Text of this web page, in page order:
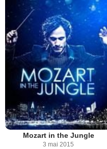
Mozart in the Jungle
3 mai 2015